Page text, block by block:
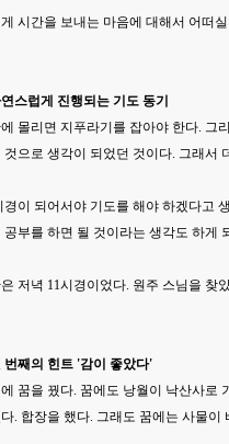
시간을 보내는 마음에 대해서 어떠
스럽게 진행되는 기도 동기
몰리면 지푸라기를 잡아야 한다. 그
것으로 생각이 되었던 것이다. 그래서
경이 되어서야 기도를 해야 하겠다고
공부를 하면 될 것이라는 생각도 하게
저녁 11시경이었다. 원주 스님을 찾
번째의 힌트 '감이 좋았다'
꿈을 꿨다. 꿈에도 낭월이 낙산사로
. 합장을 했다. 그래도 꿈에는 사물이